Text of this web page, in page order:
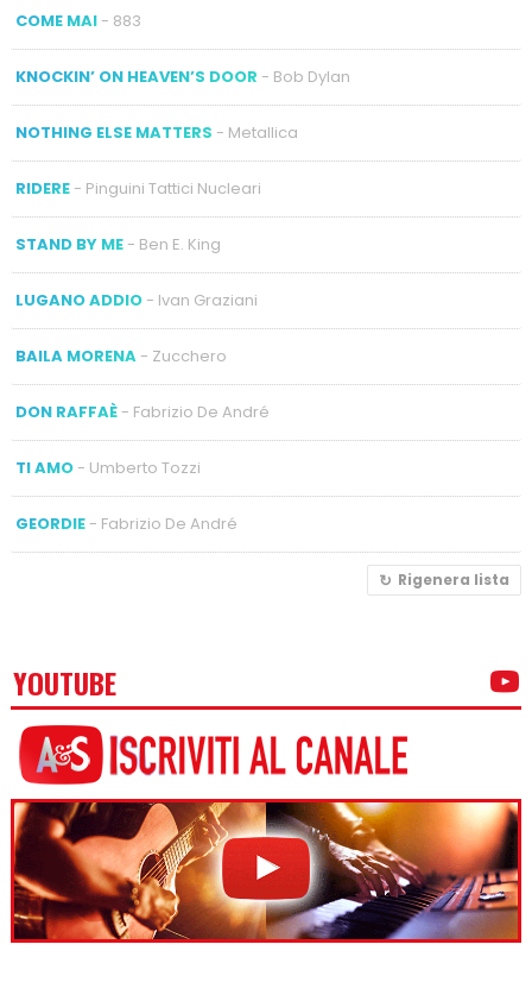
COME MAI- 883
KNOCKIN’ ON HEAVEN’S DOOR - Bob Dylan
NOTHING ELSE MATTERS - Metallica
RIDERE- Pinguini Tattici Nucleari
STAND BY ME- Ben E. King
LUGANO ADDIO- Ivan Graziani
BAILA MORENA- Zucchero
DON RAFFAÈ- Fabrizio De André
TI AMO- Umberto Tozzi
GEORDIE- Fabrizio De André
Rigenera lista
YOUTUBE